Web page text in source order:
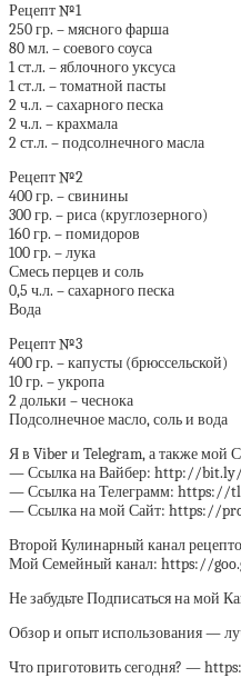
Рецепт №1
250 гр. – мясного фарша
80 мл. – соевого соуса
1 ст.л. – яблочного уксуса
1 ст.л. – томатной пасты
2 ч.л. – сахарного песка
2 ч.л. – крахмала
2 ст.л. – подсолнечного масла
Рецепт №2
400 гр. – свинины
300 гр. – риса (круглозерного)
160 гр. – помидоров
100 гр. – лука
Смесь перцев и соль
0,5 ч.л. – сахарного песка
Вода
Рецепт №3
400 гр. – капусты (брюссельской)
10 гр. – укропа
2 дольки – чеснока
Подсолнечное масло, соль и вода
Я в Viber и Telegram, а также мой
— Ссылка на Вайбер: http://
— Ссылка на Телеграмм: https://
— Ссылка на мой Сайт: https://
Второй Кулинарный канал
Мой Семейный канал: https://
Не забудьте Подписаться на мой
Обзор и опыт использования —
Что приготовить сегодня? —